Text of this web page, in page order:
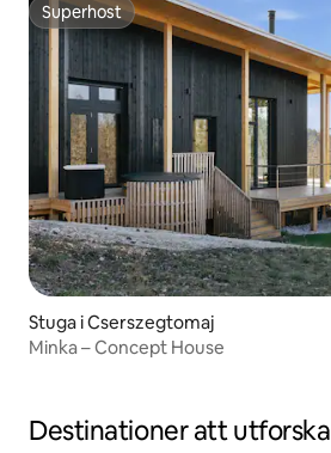
Superhost
Superhost
Stuga i Cserszegtomaj
Minka – Concept House
Destinationer att utforska